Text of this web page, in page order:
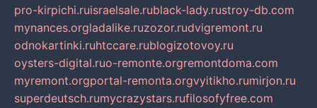
pro-kirpichi.ruisraelsale.rublack-lady.rustroy-db.com
mynances.orgladalike.ruzozor.rudvigremont.ru
odnokartinki.ruhtccare.rublogizotovoy.ru
oysters-digital.ruo-remonte.orgremontdoma.com
myremont.orgportal-remonta.orgvyitikho.rumirjon.ru
superdeutsch.rumycrazystars.rufilosofyfree.com